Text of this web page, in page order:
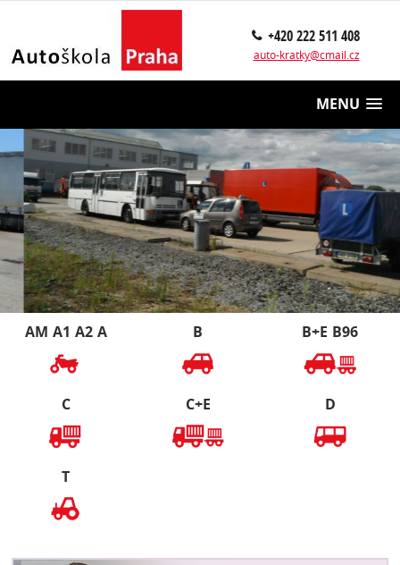
+420 222 511 408
auto-kratky@cmail.cz
MENU
AM A1 A2 A B B+E B96
C C+E D
T